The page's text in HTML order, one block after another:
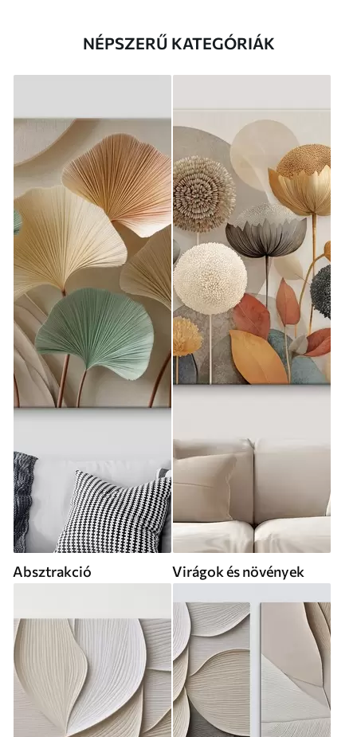
NÉPSZERŰ KATEGÓRIÁK
Absztrakció Virágok és növények